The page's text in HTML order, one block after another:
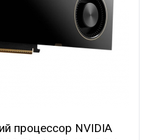
процессор NVIDIA